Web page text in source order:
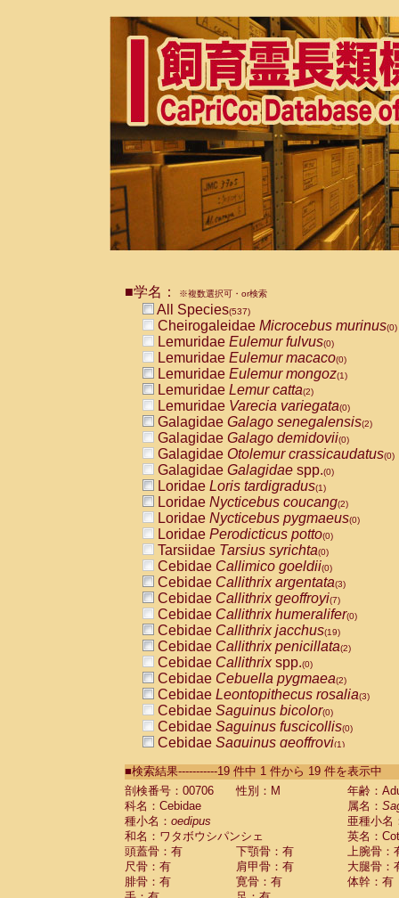
■学名： ※複数選択可・or検索
All Species(537)
Cheirogaleidae Microcebus murinus(0)
Lemuridae Eulemur fulvus(0)
Lemuridae Eulemur macaco(0)
Lemuridae Eulemur mongoz(1)
Lemuridae Lemur catta(2)
Lemuridae Varecia variegata(0)
Galagidae Galago senegalensis(2)
Galagidae Galago demidovii(0)
Galagidae Otolemur crassicaudatus(0)
Galagidae Galagidae spp.(0)
Loridae Loris tardigradus(1)
Loridae Nycticebus coucang(2)
Loridae Nycticebus pygmaeus(0)
Loridae Perodicticus potto(0)
Tarsiidae Tarsius syrichta(0)
Cebidae Callimico goeldii(0)
Cebidae Callithrix argentata(3)
Cebidae Callithrix geoffroyi(7)
Cebidae Callithrix humeralifer(0)
Cebidae Callithrix jacchus(19)
Cebidae Callithrix penicillata(2)
Cebidae Callithrixspp.(0)
Cebidae Cebuella pygmaea(2)
Cebidae Leontopithecus rosalia(3)
Cebidae Saguinus bicolor(0)
Cebidae Saguinus fuscicollis(0)
Cebidae Saguinus geoffroyi(1)
CebidaeSaguinus labiatus(0)
Cebidae Saguinus leucopus (4)
Cebidae
Cebidae
CebidaeSaguinus nigricollis (13)
Cebidae Saguinus oedipus
Cebidae Saguinus weddelli
Cebidae Saguinusspp.
■検索結果-----------19 件中 1 件から 19 件を表示中
剖検番号：00706
性別：M
年齢：
科名：Cebidae
属名：
種小名： oedipus
亜種小名
和名：ワタボウシパンシェ
英名：
頭蓋骨：有
下顎骨：有
上腕骨：
尺骨：有
肩甲骨：有
大腿骨：
腓骨：有
寛骨：有
体幹：有